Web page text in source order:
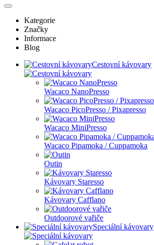
Kategorie
Značky
Informace
Blog
Cestovní kávovary
Wacaco NanoPresso
Wacaco PicoPresso / Pixapresso
Wacaco MiniPresso
Wacaco Pipamoka / Cuppamoka
Outin
Kávovary Staresso
Kávovary Cafflano
Outdoorové vařiče
Speciální kávovary